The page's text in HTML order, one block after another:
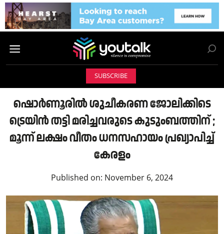
SUBSCRIBE
ഷൊര്‍ണൂരില്‍ ശുചീകരണ ജോലിക്കിടെ
ട്രെയിന്‍ തട്ടി മരിച്ചവരുടെ കുടുംബത്തിന് ;
മൂന്ന് ലക്ഷം വീതം ധനസഹായം പ്രഖ്യാപിച്ച്
കേരളം
Published on: November 6, 2024